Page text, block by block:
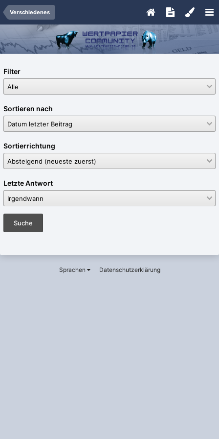
Verschiedenes
Filter
Sortieren nach
Sortierrichtung
Letzte Antwort
Suche
Sprachen Datenschutzerklärung